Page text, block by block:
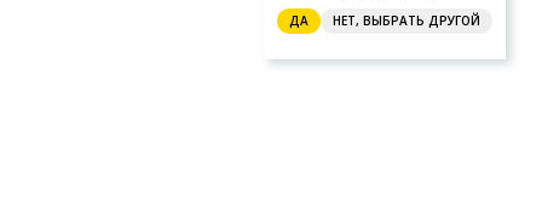
ДА НЕТ, ВЫБРАТЬ ДРУГОЙ